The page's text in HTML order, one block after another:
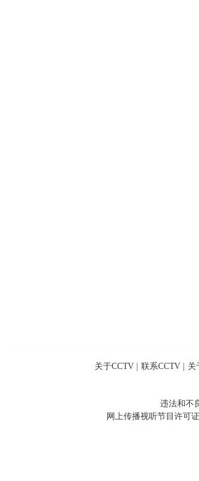
关于CCTV 联系CCTV 关
违法和不
网上传播视听节目许可